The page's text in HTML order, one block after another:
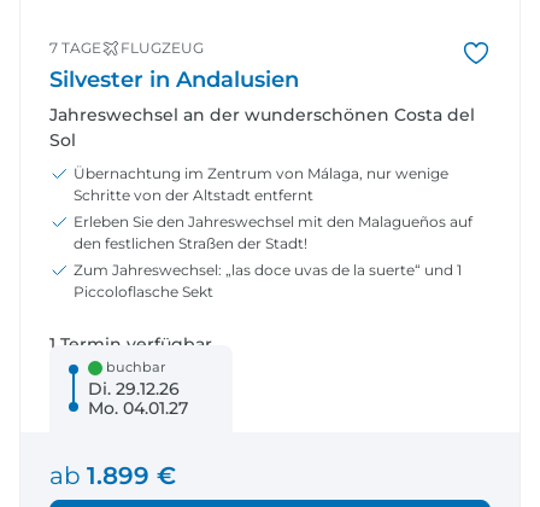
7 TAGE FLUGZEUG
Silvester in Andalusien
Jahreswechsel an der wunderschönen Costa del
Sol
Übernachtung im Zentrum von Málaga, nur wenige
Schritte von der Altstadt entfernt
Erleben Sie den Jahreswechsel mit den Malagueños auf
den festlichen Straßen der Stadt!
Zum Jahreswechsel: „las doce uvas de la suerte“ und 1
Piccoloflasche Sekt
buchbar
Di. 29.12.26
Mo. 04.01.27
1 Termin verfügbar
ab 1.899 €